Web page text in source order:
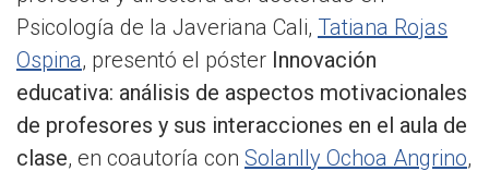
Psicología de la Javeriana Cali, Tatiana Rojas
Ospina, presentó el póster Innovación
educativa: análisis de aspectos motivacionales
de profesores y sus interacciones en el aula de
clase, en coautoría con Solanlly Ochoa Angrino,